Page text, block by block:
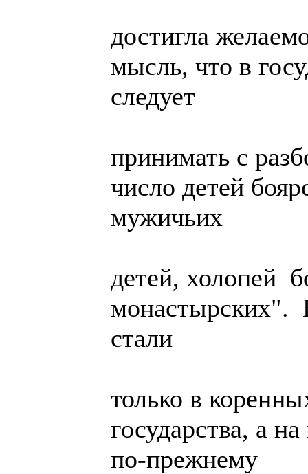
достигла
мысль, что в
следует
принимать с
число детей
мужичьих
детей, холопей
монастырских".
стали
только в
государства, а
по-прежнему